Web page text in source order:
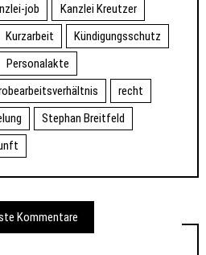
job
Kanzlei Kreutzer
Kurzarbeit
Kündigungsschutz
Personalakte
recht
Stephan Breitfeld
Kommentare